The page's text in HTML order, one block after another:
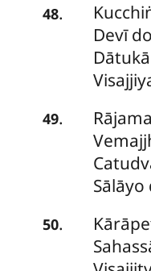
48.
Devī
49.
50.